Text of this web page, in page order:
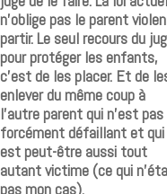
n’oblige pas le parent
partir. Le seul recours du
pour protéger les enfants,
c’est de les placer. Et de
enlever du même coup à
l’autre parent qui n’est pas
forcément défaillant et qui
est peut-être aussi tout
autant victime (ce qui
pas mon cas).